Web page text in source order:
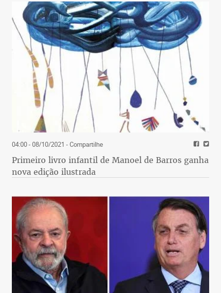
04:00 - 08/10/2021 - Compartilhe
Primeiro livro infantil de Manoel de Barros ganha
nova edição ilustrada